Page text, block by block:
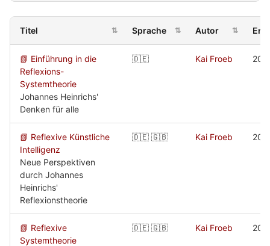
Titel ⇅ Sprache ⇅ Autor ⇅
📗 Einführung in die
Reflexions-
Systemtheorie
Johannes Heinrichs'
Denken für alle
🇩🇪 Kai Froeb
📗 Reflexive Künstliche
Intelligenz
Neue Perspektiven
durch Johannes
Heinrichs'
Reflexionstheorie
🇩🇪 🇬🇧 Kai Froeb
📗 Reflexive
Systemtheorie
🇩🇪 🇬🇧 Kai Froeb